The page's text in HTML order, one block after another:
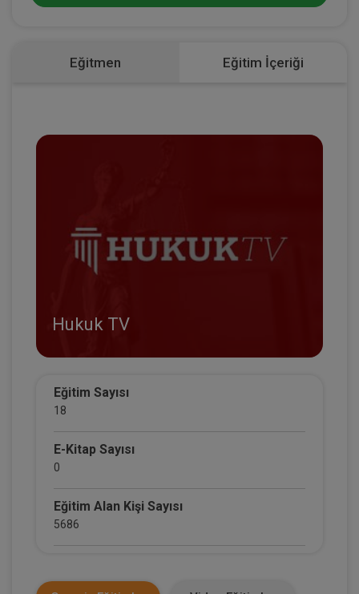
Eğitmen Eğitim İçeriği
Hukuk TV
Eğitim Sayısı
18
E-Kitap Sayısı
0
Eğitim Alan Kişi Sayısı
5686
0